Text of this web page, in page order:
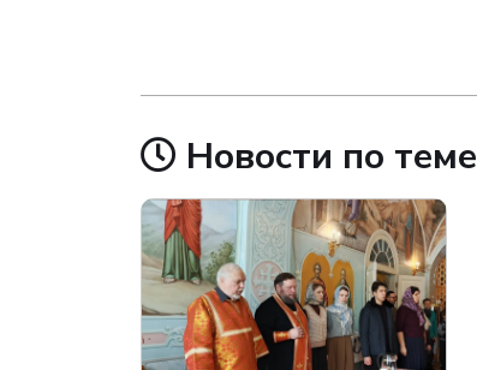
Новости по теме